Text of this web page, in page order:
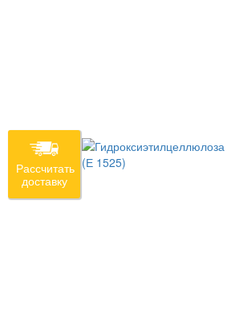
Рассчитать
доставку